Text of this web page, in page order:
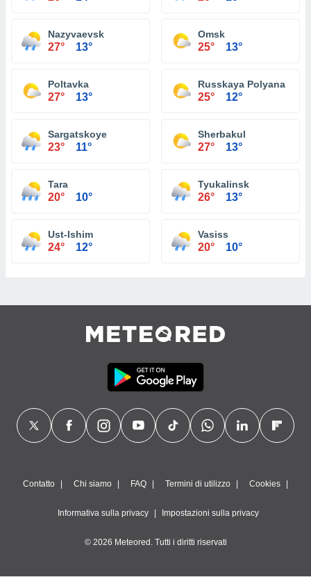
Nazyvaevsk
27° 13°
Omsk
25° 13°
Poltavka
27° 13°
Russkaya Polyana
25° 12°
Sargatskoye
23° 11°
Sherbakul
27° 13°
Tara
20° 10°
Tyukalinsk
26° 13°
Ust-Ishim
24° 12°
Vasiss
20° 10°
Contatto Chi siamo FAQ Termini di utilizzo Cookies
Informativa sulla privacy Impostazioni sulla privacy
© 2026 Meteored. Tutti i diritti riservati